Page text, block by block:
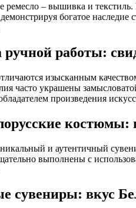
ремесло – вышивка и
богатое
работы:
изысканным
часто украшены
произведения
костюмы:
и аутентичный
выполнены с
сувениры: вкус